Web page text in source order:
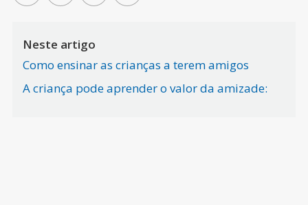
Neste artigo
Como ensinar as crianças a terem amigos
A criança pode aprender o valor da amizade: